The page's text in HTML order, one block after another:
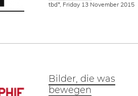
tbd*, Friday 13 November 2015
Bilder, die was
bewegen